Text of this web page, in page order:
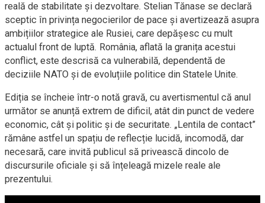
reală de stabilitate și dezvoltare. Stelian Tănase se declară
sceptic în privința negocierilor de pace și avertizează asupra
ambițiilor strategice ale Rusiei, care depășesc cu mult
actualul front de luptă. România, aflată la granița acestui
conflict, este descrisă ca vulnerabilă, dependentă de
deciziile NATO și de evoluțiile politice din Statele Unite.
Ediția se încheie într-o notă gravă, cu avertismentul că anul
următor se anunță extrem de dificil, atât din punct de vedere
economic, cât și politic și de securitate. „Lentila de contact”
rămâne astfel un spațiu de reflecție lucidă, incomodă, dar
necesară, care invită publicul să privească dincolo de
discursurile oficiale și să înțeleagă mizele reale ale
prezentului.